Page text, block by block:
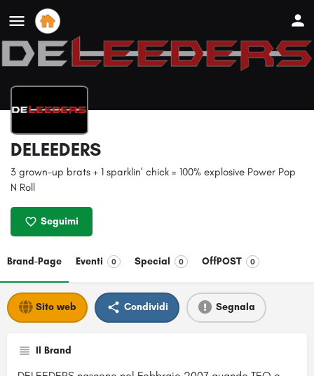
DELEEDERS
3 grown-up brats + 1 sparklin' chick = 100% explosive Power Pop
N Roll
Seguimi
Brand-Page Eventi 0 Special 0 OffPOST 0
Sito web Condividi Segnala
Il Brand